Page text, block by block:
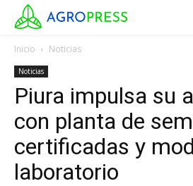
Inicio Noticias
Noticias
Piura impulsa su
con planta de
certificadas y
laboratorio